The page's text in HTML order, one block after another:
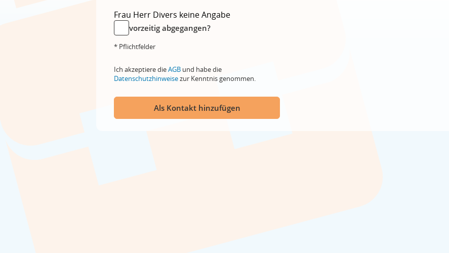
Frau Herr Divers keine Angabe
vorzeitig abgegangen?
* Pflichtfelder
Ich akzeptiere dieAGB und habe die
Datenschutzhinweisezur Kenntnis genommen.
Als Kontakt hinzufügen